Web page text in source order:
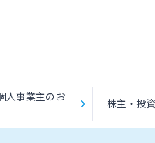
人事業主のお
株主・投